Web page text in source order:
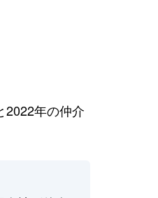
2022年の仲介